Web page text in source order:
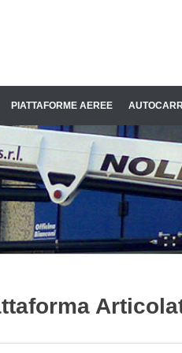
AEREE A
PIATTAFORME AEREE